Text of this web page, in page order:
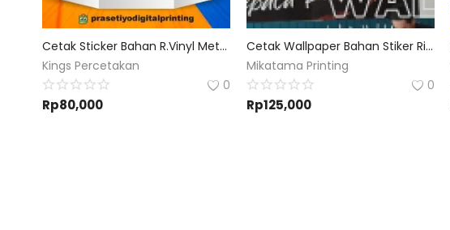
Cetak Sticker Bahan R.Vinyl Meteran + Laminasi
Kings Percetakan
0
Rp80,000
Cetak Wallpaper Bahan Stiker Ritrama Vinyl Custom
Mikatama Printing
0
Rp125,000